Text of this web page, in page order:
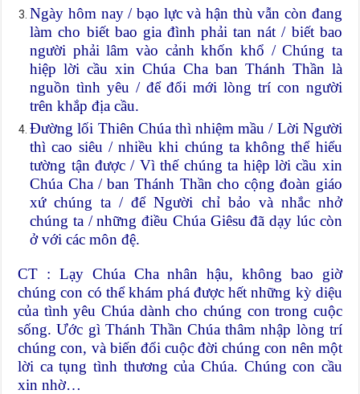
Ngày hôm nay / bạo lực và hận thù vẫn còn đang
làm cho biết bao gia đình phải tan nát / biết bao
người phải lâm vào cảnh khốn khổ / Chúng ta
hiệp lời cầu xin Chúa Cha ban Thánh Thần là
nguồn tình yêu / để đổi mới lòng trí con người
trên khắp địa cầu.
Đường lối Thiên Chúa thì nhiệm mầu / Lời Người
thì cao siêu / nhiều khi chúng ta không thể hiểu
tường tận được / Vì thế chúng ta hiệp lời cầu xin
Chúa Cha / ban Thánh Thần cho cộng đoàn giáo
xứ chúng ta / để Người chỉ bảo và nhắc nhở
chúng ta / những điều Chúa Giêsu đã dạy lúc còn
ở với các môn đệ.
CT : Lạy Chúa Cha nhân hậu, không bao giờ
chúng con có thể khám phá được hết những kỳ diệu
của tình yêu Chúa dành cho chúng con trong cuộc
sống. Ước gì Thánh Thần Chúa thâm nhập lòng trí
chúng con, và biến đổi cuộc đời chúng con nên một
lời ca tụng tình thương của Chúa. Chúng con cầu
xin nhờ…